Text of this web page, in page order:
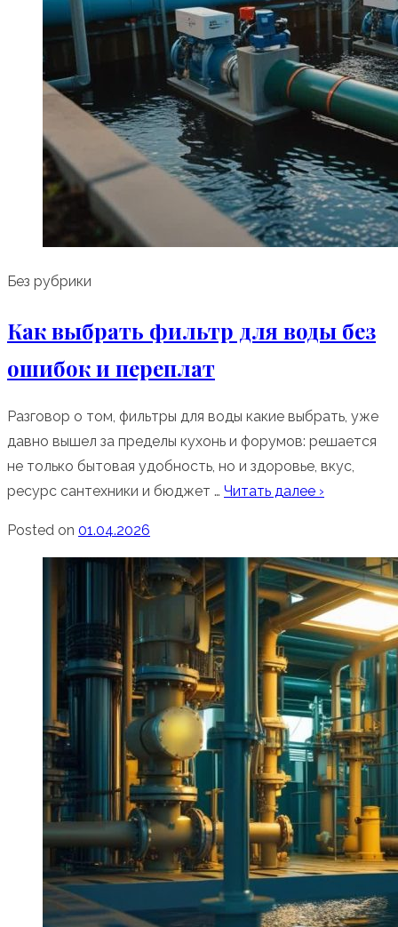
Без рубрики
Как выбрать фильтр для воды без
ошибок и переплат
Разговор о том, фильтры для воды какие выбрать, уже
давно вышел за пределы кухонь и форумов: решается
не только бытовая удобность, но и здоровье, вкус,
ресурс сантехники и бюджет … Читать далее ›
Posted on 01.04.2026